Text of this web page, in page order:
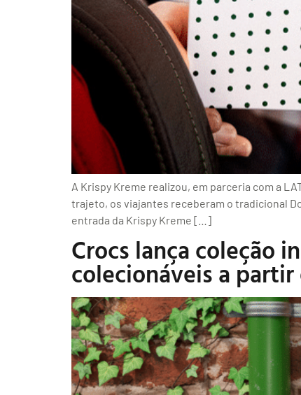
A Krispy Kreme realizou, em parceria com a
trajeto, os viajantes receberam o tradicional
entrada da Krispy Kreme […]
Crocs lança coleção
colecionáveis a partir